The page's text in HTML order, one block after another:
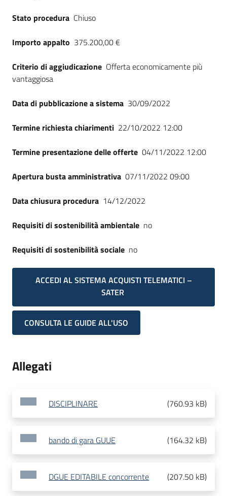
Stato procedura Chiuso
Importo appalto 375.200,00 €
Criterio di aggiudicazione Offerta economicamente più
vantaggiosa
Data di pubblicazione a sistema 30/09/2022
Termine richiesta chiarimenti 22/10/2022 12:00
Termine presentazione delle offerte 04/11/2022 12:00
Apertura busta amministrativa 07/11/2022 09:00
Data chiusura procedura 14/12/2022
Requisiti di sostenibilità ambientale no
Requisiti di sostenibilità sociale no
ACCEDI AL SISTEMA ACQUISTI TELEMATICI –
SATER
CONSULTA LE GUIDE ALL'USO
Allegati
DISCIPLINARE (760.93 kB)
bando di gara GUUE (164.32 kB)
DGUE EDITABILE concorrente (207.50 kB)